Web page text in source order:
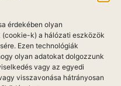
érdekében olyan
k) a hálózati eszközök
Ezen technológiák
olyan adatokat dolgozzunk
vagy az egyedi
visszavonása hátrányosan